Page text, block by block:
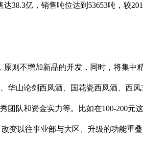
亿，销售吨位达到53653吨，较
则不增加新品的开发，同时，将集中
山论剑西凤酒、国花瓷西凤酒、西凤
队和资金实力等。比如在100-200元
变以往事业部与大区、升级的功能重